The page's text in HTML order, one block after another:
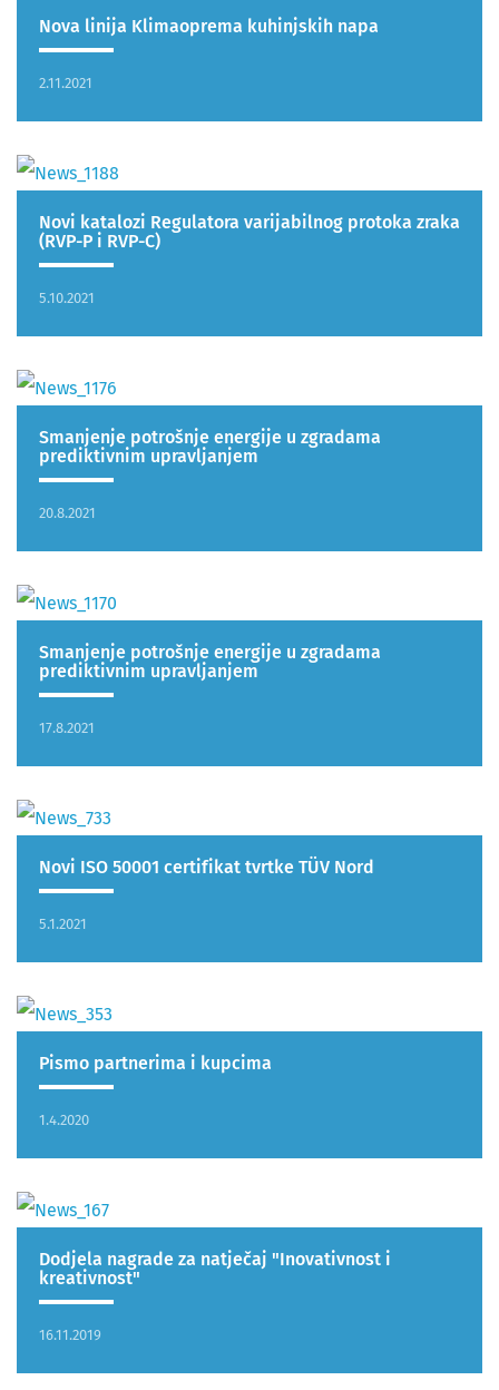
Nova linija Klimaoprema kuhinjskih napa
2.11.2021
Novi katalozi Regulatora varijabilnog protoka zraka
(RVP-P i RVP-C)
5.10.2021
Smanjenje potrošnje energije u zgradama
prediktivnim upravljanjem
20.8.2021
Smanjenje potrošnje energije u zgradama
prediktivnim upravljanjem
17.8.2021
Novi ISO 50001 certifikat tvrtke TÜV Nord
5.1.2021
Pismo partnerima i kupcima
1.4.2020
Dodjela nagrade za natječaj "Inovativnost i
kreativnost"
16.11.2019